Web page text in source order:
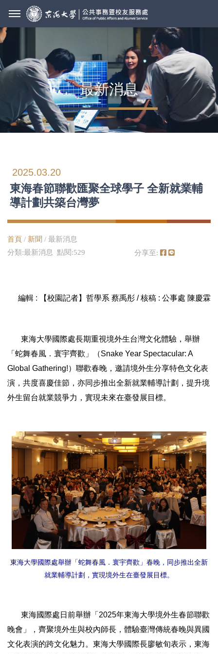
最新消息
2025.03.20
東海春節聯歡匯聚全球學子 全新就業輔
導計劃共築台灣夢
首頁 / 新聞 / 最新消息
分類:最新消息 點閱:529
分享至:
編輯 : 【校園記者】哲學系 蔡禹彤 / 核稿 : 公事處 陳慶霖
東海大學國際處長期重視境外生台灣文化體驗，舉辦
「蛇舞春風．寰宇齊歡」（Snake Year Spectacular: A
Global Gathering!）聯歡春晚，邀請境外生分享特色文化表
演，共度喜慶佳節，亦同步推出全新就業輔導計劃，提升境
外生留台就業競爭力，實現未來在臺發展目標。
東海大學國際處舉辦「蛇舞春風．寰宇齊歡」春晚，同步推出全新
就業輔導計劃，實現境外生在臺發展目標。
東海國際處日前舉辦「2025年東海大學境外生春節聯歡
晚會」，齊聚境外生與校內師長，體驗臺灣傳統春晚與異國
文化表演的跨文化魅力。東海大學國際長廖敏旬表示，東海